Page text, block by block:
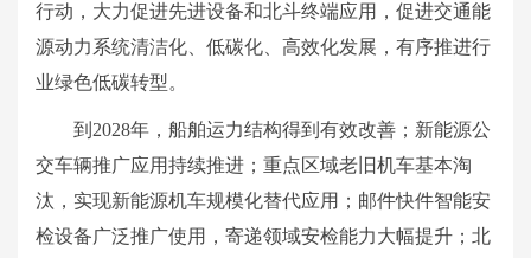
行动，大力促进先进设备和北斗终端应用，促进交通能
源动力系统清洁化、低碳化、高效化发展，有序推进行
业绿色低碳转型。
到2028年，船舶运力结构得到有效改善；新能源公
交车辆推广应用持续推进；重点区域老旧机车基本淘
汰，实现新能源机车规模化替代应用；邮件快件智能安
检设备广泛推广使用，寄递领域安检能力大幅提升；北